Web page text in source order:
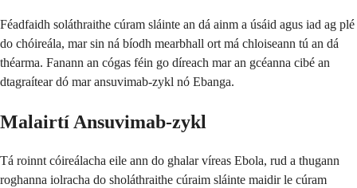
Féadfaidh soláthraithe cúram sláinte an dá ainm a úsáid agus iad ag plé
do chóireála, mar sin ná bíodh mearbhall ort má chloiseann tú an dá
théarma. Fanann an cógas féin go díreach mar an gcéanna cibé an
dtagraítear dó mar ansuvimab-zykl nó Ebanga.
Malairtí Ansuvimab-zykl
Tá roinnt cóireálacha eile ann do ghalar víreas Ebola, rud a thugann
roghanna iolracha do sholáthraithe cúraim sláinte maidir le cúram